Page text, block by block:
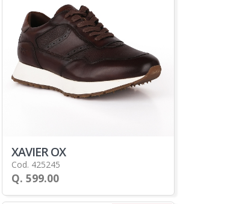
XAVIER OX
Cod. 425245
Q. 599.00